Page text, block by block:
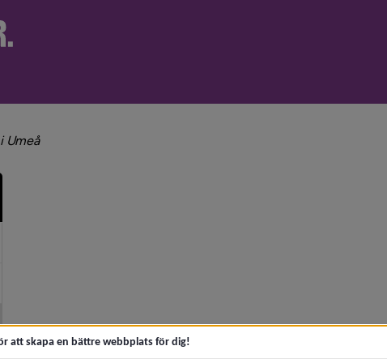
Umeånivå i brödsmulenavigeringen
för Hitta jobb i Umeå efter examen
att skapa en bättre webbplats för dig!